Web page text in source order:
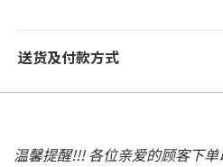
送货及付款方式
温馨提醒!!! 各位亲爱的顾客下